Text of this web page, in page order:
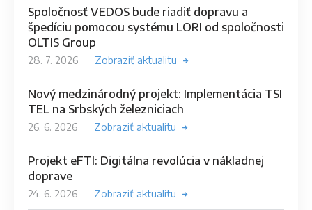
Spoločnosť VEDOS bude riadiť dopravu a
špedíciu pomocou systému LORI od spoločnosti
OLTIS Group
28. 7. 2026 Zobraziť aktualitu
Nový medzinárodný projekt: Implementácia TSI
TEL na Srbských železniciach
26. 6. 2026 Zobraziť aktualitu
Projekt eFTI: Digitálna revolúcia v nákladnej
doprave
24. 6. 2026 Zobraziť aktualitu